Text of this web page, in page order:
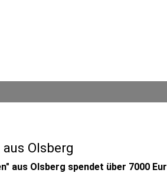
Olsberg
aus Olsberg spendet über 7000